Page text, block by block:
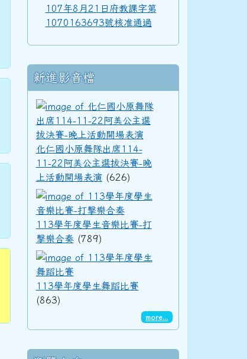
107年8月21日府教課字第
1070163693號核准通過
新進影音檔
化仁國小原舞隊出席114-
11-22阿美公主選拔決賽-晚
上活動開場表演(626)
113學年度學生音樂比賽-打
擊樂合奏(789)
113學年度學生舞蹈比賽
(863)
more...